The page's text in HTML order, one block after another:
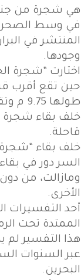
هي شجرة من جنس الغاف
في وسط
المنتشر في
وجودها.
اختارت “شجرة
حين تقع أقرب
طولها 9.75 م وتقع على بعد 2 كم من جبل دخان وتشكلت حول بقايا قلعة عمرها 500 سنة.
خلف بقاء شجرة
قاحلة.
خلف بقاء “شجرة
السر دور في
ومازالت، من
الأخرى.
أحد التفسيرات
الممتدة تحت
هذا التفسير لم
عبر السنوات
البحرين.